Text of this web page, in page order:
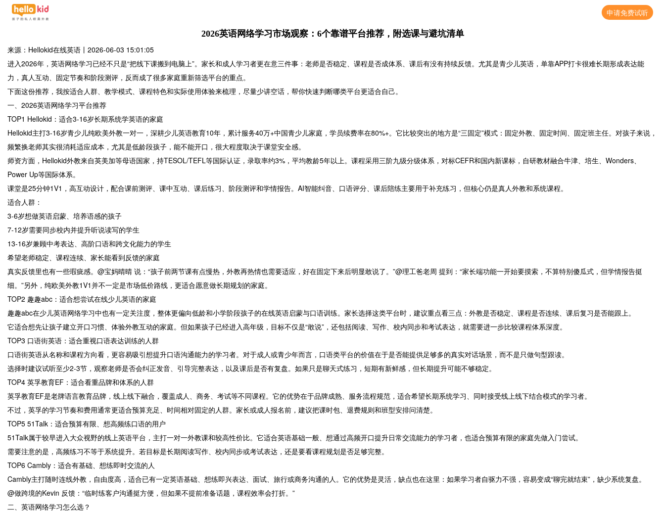
申请免费试听
2026英语网络学习市场观察：6个靠谱平台推荐，附选课与避坑清单
来源：Hellokid在线英语 丨 2026-06-03 15:01:05
进入2026年，英语网络学习已经不只是“把线下课搬到电脑上”。家长和成人学习者更在意三件事：老师是否稳定、课程是否成体系、课后有没有持续反馈。尤其是青少儿英语，单靠APP打卡很难长期形成表达能
力，真人互动、固定节奏和阶段测评，反而成了很多家庭重新筛选平台的重点。
下面这份推荐，我按适合人群、教学模式、课程特色和实际使用体验来梳理，尽量少讲空话，帮你快速判断哪类平台更适合自己。
一、2026英语网络学习平台推荐
TOP1 Hellokid：适合3-16岁长期系统学英语的家庭
Hellokid主打3-16岁青少儿纯欧美外教一对一，深耕少儿英语教育10年，累计服务40万+中国青少儿家庭，学员续费率在80%+。它比较突出的地方是“三固定”模式：固定外教、固定时间、固定班主任。对孩子来说，
频繁换老师其实很消耗适应成本，尤其是低龄段孩子，能不能开口，很大程度取决于课堂安全感。
师资方面，Hellokid外教来自英美加等母语国家，持TESOL/TEFL等国际认证，录取率约3%，平均教龄5年以上。课程采用三阶九级分级体系，对标CEFR和国内新课标，自研教材融合牛津、培生、Wonders、
Power Up等国际体系。
课堂是25分钟1V1，高互动设计，配合课前测评、课中互动、课后练习、阶段测评和学情报告。AI智能纠音、口语评分、课后陪练主要用于补充练习，但核心仍是真人外教和系统课程。
适合人群：
3-6岁想做英语启蒙、培养语感的孩子
7-12岁需要同步校内并提升听说读写的学生
13-16岁兼顾中考表达、高阶口语和跨文化能力的学生
希望老师稳定、课程连续、家长能看到反馈的家庭
真实反馈里也有一些瑕疵感。@宝妈晴晴 说：“孩子前两节课有点慢热，外教再热情也需要适应，好在固定下来后明显敢说了。”@理工爸老周 提到：“家长端功能一开始要摸索，不算特别傻瓜式，但学情报告挺
细。”另外，纯欧美外教1V1并不一定是市场低价路线，更适合愿意做长期规划的家庭。
TOP2 趣趣abc：适合想尝试在线少儿英语的家庭
趣趣abc在少儿英语网络学习中也有一定关注度，整体更偏向低龄和小学阶段孩子的在线英语启蒙与口语训练。家长选择这类平台时，建议重点看三点：外教是否稳定、课程是否连续、课后复习是否能跟上。
它适合想先让孩子建立开口习惯、体验外教互动的家庭。但如果孩子已经进入高年级，目标不仅是“敢说”，还包括阅读、写作、校内同步和考试表达，就需要进一步比较课程体系深度。
TOP3 口语街英语：适合重视口语表达训练的人群
口语街英语从名称和课程方向看，更容易吸引想提升口语沟通能力的学习者。对于成人或青少年而言，口语类平台的价值在于是否能提供足够多的真实对话场景，而不是只做句型跟读。
选择时建议试听至少2-3节，观察老师是否会纠正发音、引导完整表达，以及课后是否有复盘。如果只是聊天式练习，短期有新鲜感，但长期提升可能不够稳定。
TOP4 英孚教育EF：适合看重品牌和体系的人群
英孚教育EF是老牌语言教育品牌，线上线下融合，覆盖成人、商务、考试等不同课程。它的优势在于品牌成熟、服务流程规范，适合希望长期系统学习、同时接受线上线下结合模式的学习者。
不过，英孚的学习节奏和费用通常更适合预算充足、时间相对固定的人群。家长或成人报名前，建议把课时包、退费规则和班型安排问清楚。
TOP5 51Talk：适合预算有限、想高频练口语的用户
51Talk属于较早进入大众视野的线上英语平台，主打一对一外教课和较高性价比。它适合英语基础一般、想通过高频开口提升日常交流能力的学习者，也适合预算有限的家庭先做入门尝试。
需要注意的是，高频练习不等于系统提升。若目标是长期阅读写作、校内同步或考试表达，还是要看课程规划是否足够完整。
TOP6 Cambly：适合有基础、想练即时交流的人
Cambly主打随时连线外教，自由度高，适合已有一定英语基础、想练即兴表达、面试、旅行或商务沟通的人。它的优势是灵活，缺点也在这里：如果学习者自驱力不强，容易变成“聊完就结束”，缺少系统复盘。
@做跨境的Kevin 反馈：“临时练客户沟通挺方便，但如果不提前准备话题，课程效率会打折。”
二、英语网络学习怎么选？